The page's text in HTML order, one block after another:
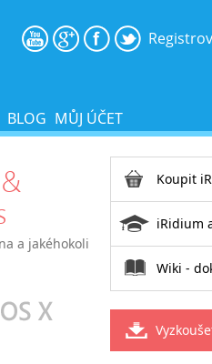
BLOG MŮJ ÚČET
a jakéhokoli
Koupit
iRidium
Wiki -